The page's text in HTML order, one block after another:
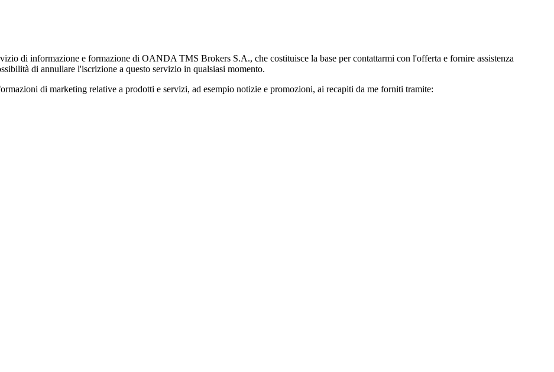
di informazione e formazione di OANDA TMS Brokers S.A., che costituisce la base per contattarmi con l'offerta e fornire assistenza
di annullare l'iscrizione a questo servizio in qualsiasi momento.
di marketing relative a prodotti e servizi, ad esempio notizie e promozioni, ai recapiti da me forniti tramite: